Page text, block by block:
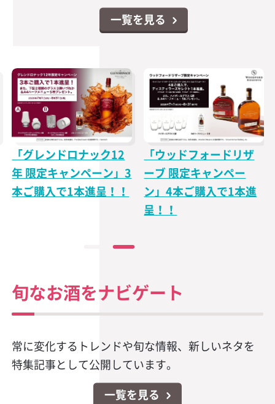
一覧を見る
「グレンドロナック12
年 限定キャンペーン」3
本ご購入で1本進呈！！
「ウッドフォードリザ
ーブ 限定キャンペー
ン」4本ご購入で1本進
呈！！
旬なお酒をナビゲート
常に変化するトレンドや旬な情報、新しいネタを
特集記事として公開しています。
一覧を見る